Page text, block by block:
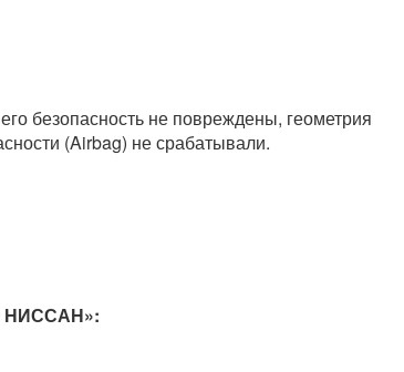
безопасность не повреждены, геометрия
(Airbag) не срабатывали.